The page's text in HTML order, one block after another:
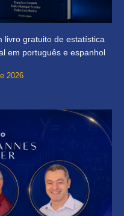
livro gratuito de estatística
em português e espanhol
2026